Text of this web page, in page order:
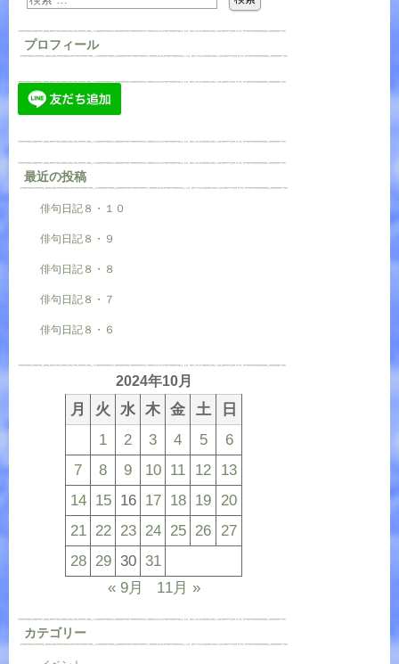
プロフィール
最近の投稿
俳句日記８・１０
俳句日記８・９
俳句日記８・８
俳句日記８・７
俳句日記８・６
2024年10月
月 火 水 木 金 土
日
1
2 3 4 5
6
7
8 9 10 11 12 13
14 15 16 17 18 19 20
21 22 23 24 25 26 27
28 29 30 31
« 9月
11月 »
カテゴリー